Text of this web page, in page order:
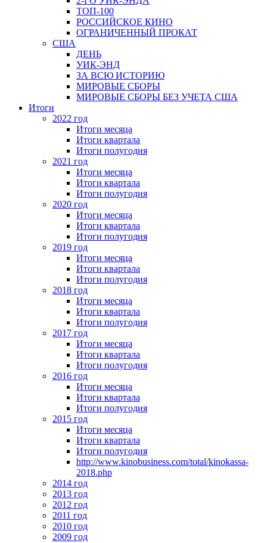
ТОП-100
РОССИЙСКОЕ КИНО
ОГРАНИЧЕННЫЙ ПРОКАТ
США
ДЕНЬ
УИК-ЭНД
ЗА ВСЮ ИСТОРИЮ
МИРОВЫЕ СБОРЫ
МИРОВЫЕ СБОРЫ БЕЗ УЧЕТА США
Итоги
2022 год
Итоги месяца
Итоги квартала
Итоги полугодия
2021 год
Итоги месяца
Итоги квартала
Итоги полугодия
2020 год
Итоги месяца
Итоги квартала
Итоги полугодия
2019 год
Итоги месяца
Итоги квартала
Итоги полугодия
2018 год
Итоги месяца
Итоги квартала
Итоги полугодия
2017 год
Итоги месяца
Итоги квартала
Итоги полугодия
2016 год
Итоги месяца
Итоги квартала
Итоги полугодия
2015 год
Итоги месяца
Итоги квартала
Итоги полугодия
http://www.kinobusiness.com/total/kinokassa-
2018.php
2014 год
2013 год
2012 год
2011 год
2010 год
2009 год